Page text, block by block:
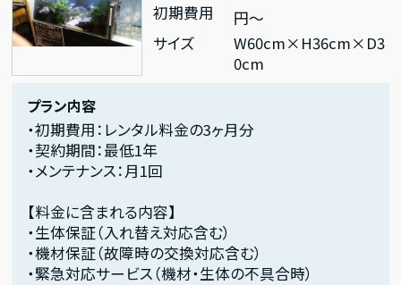
初期費用
円～
サイズ
W60cm×H36cm×D3
0cm
プラン内容
・初期費用：レンタル料金の3ヶ月分
・契約期間：最低1年
・メンテナンス：月1回
【料金に含まれる内容】
・生体保証（入れ替え対応含む）
・機材保証（故障時の交換対応含む）
・緊急対応サービス（機材・生体の不具合時）